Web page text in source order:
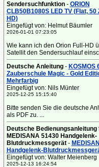
Sendersuchfunktion- ORION
CLB50B1080S LED TV (Flat, 50
HD)
Eingefügt von: Helmut Bäumler
2026-01-01 07:23:05
Wie kann ich den Orion Full-HD
Satellit den Sendersuchlauf
Deutsche Anleitung- KOSMOS
Zauberschule Magic - Gold
Mehrfarbig
Eingefügt von: Nils Münter
2025-12-25 15:15:40
Bitte senden Sie die deutsche
als PDF zu. ...
Deutsche Bedienungsanleitung
MEDISANA 51430 Handgelenk-
Blutdruckmessgerät-
Handgelenk-
Eingefügt von: Walter Meienberg
2025-12-13 16:24:54